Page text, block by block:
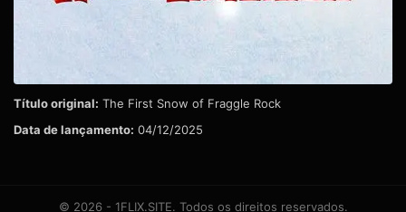
Título original: The First Snow of Fraggle Rock
Data de lançamento: 04/12/2025
© 2026 - 1FLIX.SITE. Todos os direitos reservados.